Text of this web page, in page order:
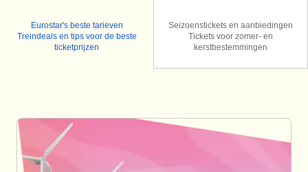
Eurostar's beste tarieven
Treindeals en tips voor de beste
ticketprijzen
Seizoenstickets en aanbiedingen
Tickets voor zomer- en
kerstbestemmingen